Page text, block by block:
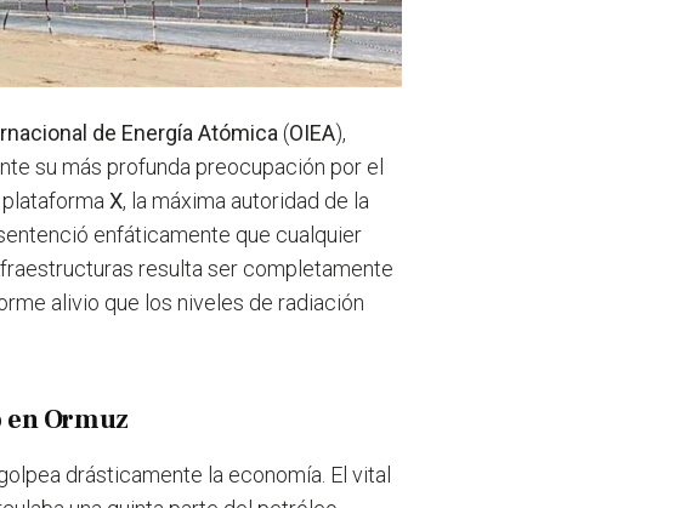
de Energía Atómica (OIEA),
su más profunda preocupación por el
plataformaX, la máxima autoridad de la
enfáticamente que cualquier
resulta ser completamente
alivio que los niveles de radiación
Ormuz
drásticamente la economía. El vital